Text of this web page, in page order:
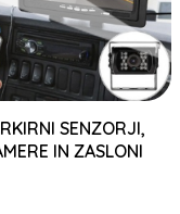
SENZORJI,
IN ZASLONI